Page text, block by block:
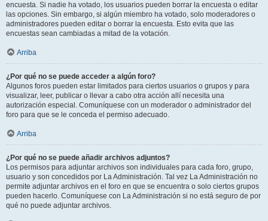
encuesta. Si nadie ha votado, los usuarios pueden borrar la encuesta o editar
las opciones. Sin embargo, si algún miembro ha votado, solo moderadores o
administradores pueden editar o borrar la encuesta. Esto evita que las
encuestas sean cambiadas a mitad de la votación.
Arriba
¿Por qué no se puede acceder a algún foro?
Algunos foros pueden estar limitados para ciertos usuarios o grupos y para
visualizar, leer, publicar o llevar a cabo otra acción allí necesita una
autorización especial. Comuníquese con un moderador o administrador del
foro para que se le conceda el permiso adecuado.
Arriba
¿Por qué no se puede añadir archivos adjuntos?
Los permisos para adjuntar archivos son individuales para cada foro, grupo,
usuario y son concedidos por La Administración. Tal vez La Administración no
permite adjuntar archivos en el foro en que se encuentra o solo ciertos grupos
pueden hacerlo. Comuníquese con La Administración si no está seguro de por
qué no puede adjuntar archivos.